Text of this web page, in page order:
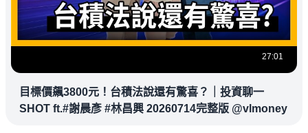
27:01
目標價飆3800元！台積法說還有驚喜？｜投資聊一
SHOT ft.#謝晨彥 #林昌興 20260714完整版 @vlmoney